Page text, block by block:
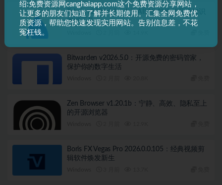
Tolaria v2026.6.1：专为AI时代打造的开源知识
管理工具
Bitwarden v2026.5.0：开源免费的密码管家，
保护你的数字生活
Zen Browser v1.20.1b：宁静、高效、隐私至上
的开源浏览器
Boris FX Vegas Pro 2026.0.0.105：经典视频剪
辑软件焕发新生
绍:免费资源网canghaiapp.com这个免费资源分享网站，
让更多的朋友们知道了解并长期使用。汇集全网免费优
质资源，帮助您快速发现实用网站。告别信息差，不花
冤枉钱。